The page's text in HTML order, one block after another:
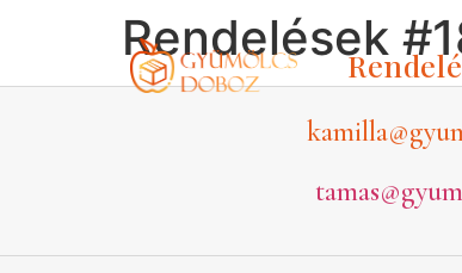
Rendelések